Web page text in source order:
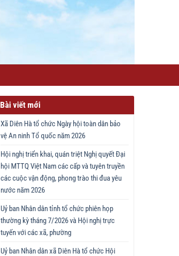
Bài viết mới
Xã Diên Hà tổ chức Ngày hội toàn dân bảo
vệ An ninh Tổ quốc năm 2026
Hội nghị triển khai, quán triệt Nghị quyết Đại
hội MTTQ Việt Nam các cấp và tuyên truyền
các cuộc vận động, phong trào thi đua yêu
nước năm 2026
Uỷ ban Nhân dân tỉnh tổ chức phiên họp
thường kỳ tháng 7/2026 và Hội nghị trực
tuyến với các xã, phường
Uỷ ban Nhân dân xã Diên Hà tổ chức Hội